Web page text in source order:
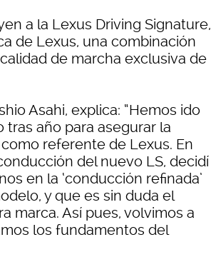
a la Lexus Driving Signature,
de Lexus, una combinación
de marcha exclusiva de
Asahi, explica: “Hemos ido
año para asegurar la
referente de Lexus. En
del nuevo LS, decidí
en la ‘conducción refinada’
y que es sin duda el
marca. Así pues, volvimos a
los fundamentos del